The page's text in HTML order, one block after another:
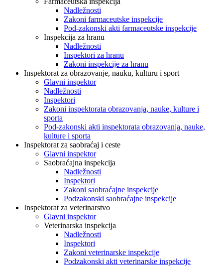
Nadležnosti
Zakoni farmaceutske inspekcije
Pod-zakonski akti farmaceutske inspekcije
Inspekcija za hranu
Nadležnosti
Inspektori za hranu
Zakoni inspekcije za hranu
Inspektorat za obrazovanje, nauku, kulturu i sport
Glavni inspektor
Nadležnosti
Inspektori
Zakoni inspektorata obrazovanja, nauke, kulture i
sporta
Pod-zakonski akti inspektorata obrazovanja, nauke,
kulture i sporta
Inspektorat za saobraćaj i ceste
Glavni inspektor
Saobraćajna inspekcija
Nadležnosti
Inspektori
Zakoni saobraćajne inspekcije
Podzakonski saobraćajne inspekcije
Inspektorat za veterinarstvo
Glavni inspektor
Veterinarska inspekcija
Nadležnosti
Inspektori
Zakoni veterinarske inspekcije
Podzakonski akti veterinarske inspekcije